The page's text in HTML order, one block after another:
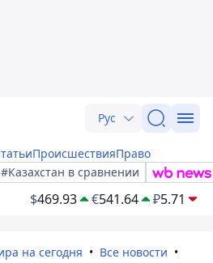
Рус
ПроисшествияПраво
#Казахстан в сравнении
$469.93 €541.64 ₽5.71
на сегодня
Все новости